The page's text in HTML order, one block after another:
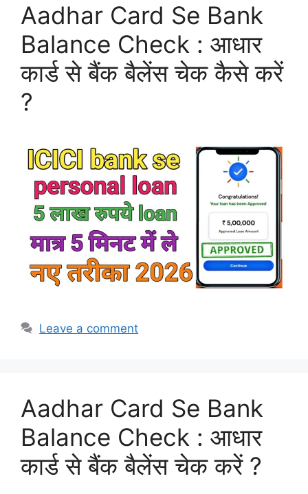
Aadhar Card Se Bank
Balance Check : आधार
कार्ड से बैंक बैलेंस चेक कैसे करें
?
Leave a comment
Aadhar Card Se Bank
Balance Check : आधार
कार्ड से बैंक बैलेंस चेक करें ?